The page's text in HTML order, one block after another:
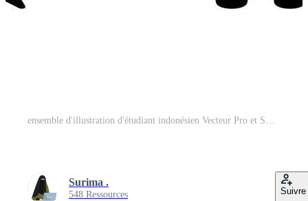
ensemble d'illustration d'étudiant indonésien Vecteur Pro et SVG Pro
Surima .
548 Ressources Suivre